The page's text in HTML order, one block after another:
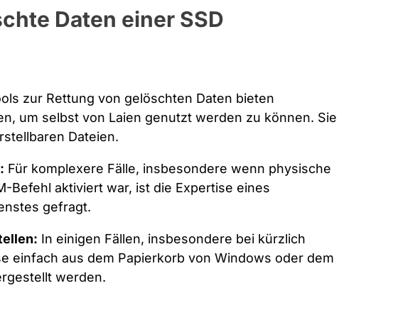
Daten einer SSD
zur Rettung von gelöschten Daten bieten
um selbst von Laien genutzt werden zu können. Sie
Dateien.
Für komplexere Fälle, insbesondere wenn physische
Befehl aktiviert war, ist die Expertise eines
gefragt.
In einigen Fällen, insbesondere bei kürzlich
einfach aus dem Papierkorb von Windows oder dem
werden.